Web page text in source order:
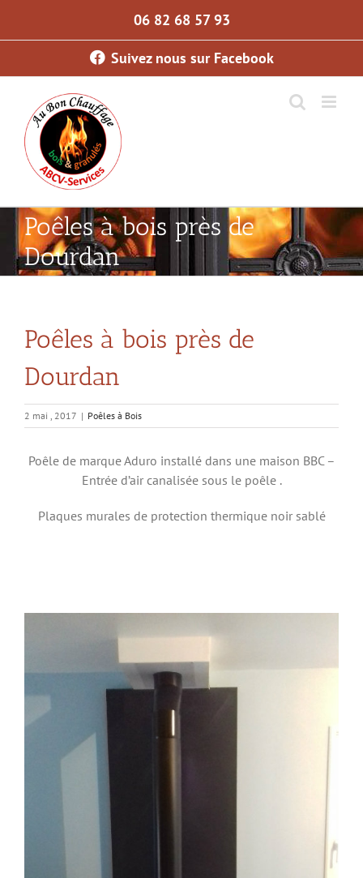
06 82 68 57 93
Suivez nous sur Facebook
Poêles à bois près de
Dourdan
Poêles à bois près de
Dourdan
2 mai , 2017 | Poêles à Bois
Poêle de marque Aduro installé dans une maison BBC –
Entrée d’air canalisée sous le poêle .
Plaques murales de protection thermique noir sablé